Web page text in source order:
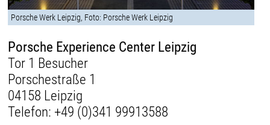
Porsche Werk Leipzig, Foto: Porsche Werk Leipzig
Porsche Experience Center Leipzig
Tor 1 Besucher
Porschestraße 1
04158 Leipzig
Telefon: +49 (0)341 99913588